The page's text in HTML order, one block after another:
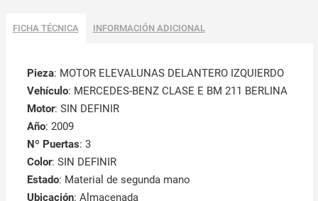
FICHA TÉCNICA INFORMACIÓN ADICIONAL
Pieza: MOTOR ELEVALUNAS DELANTERO IZQUIERDO
Vehículo: MERCEDES-BENZ CLASE E BM 211 BERLINA
Motor: SIN DEFINIR
Año: 2009
Nº Puertas: 3
Color: SIN DEFINIR
Estado: Material de segunda mano
Ubicación: Almacenada